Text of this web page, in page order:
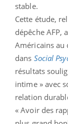
stable.
Cette étude,
dépêche AFP,
Américains au
dans Social
résultats
intime » avec
relation
« Avoir des